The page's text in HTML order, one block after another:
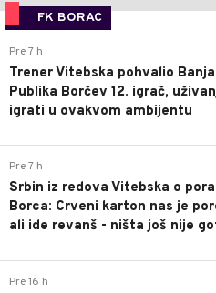
FK BORAC
Pre 7 h
Trener Vitebska pohvalio
Publika Borčev 12. igrač,
igrati u ovakvom ambijentu
Pre 7 h
Srbin iz redova Vitebska o
Borca: Crveni karton nas je
ali ide revanš - ništa još nije
Pre 16 h